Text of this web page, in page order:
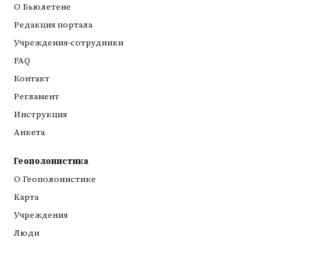
О Бьюлетене
Редакция портала
Учреждения-сотрудники
FAQ
Контакт
Регламент
Инструкция
Анкета
Геополонистика
О Геополонистике
Kарта
Учреждения
Люди